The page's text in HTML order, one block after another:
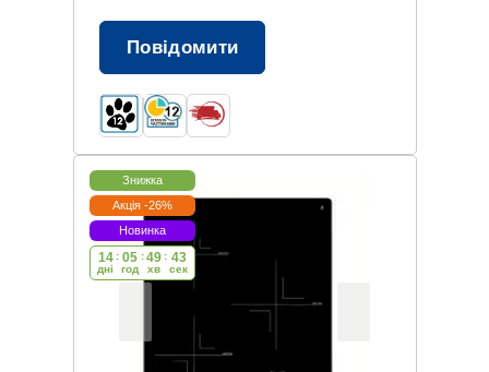
Повідомити
Знижка
Акція -26%
Новинка
14
дні
: 05
год
:49
хв
: 42
cек